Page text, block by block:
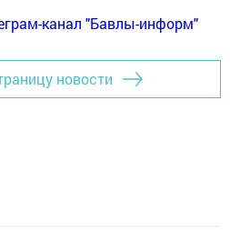
канал "Бавлы-информ"
новости